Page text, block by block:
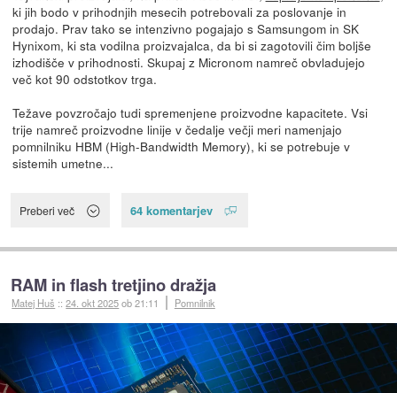
ki jih bodo v prihodnjih mesecih potrebovali za poslovanje in
prodajo. Prav tako se intenzivno pogajajo s Samsungom in SK
Hynixom, ki sta vodilna proizvajalca, da bi si zagotovili čim boljše
izhodišče v prihodnosti. Skupaj z Micronom namreč obvladujejo
več kot 90 odstotkov trga.
Težave povzročajo tudi spremenjene proizvodne kapacitete. Vsi
trije namreč proizvodne linije v čedalje večji meri namenjajo
pomnilniku HBM (High-Bandwidth Memory), ki se potrebuje v
sistemih umetne...
Preberi več 64 komentarjev
RAM in flash tretjino dražja
Matej Huš ::24. okt 2025ob 21:11 Pomnilnik